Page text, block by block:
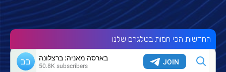
החדשות הכי חמות בטלגרם שלנו